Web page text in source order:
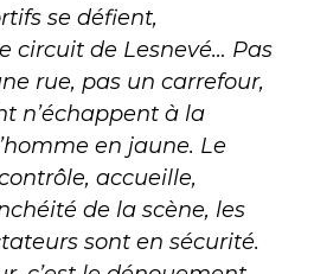
se défient,
circuit de Lesnevé… Pas
rue, pas un carrefour,
n’échappent à la
en jaune. Le
accueille,
de la scène, les
sont en sécurité.